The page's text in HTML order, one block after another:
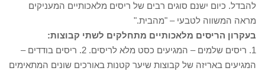
להבדל. כיום ישנם סוגים רבים של ריסים מלאכותיים המעניקים
מראה המשווה לטבעי – "מהבית."
בעקרון הריסים מלאכותיים מתחלקים לשתי קבוצות:
1. ריסים שלמים – המגיעים כסט מלא לריסים. 2. ריסים בודדים –
המגיעים באריזה של קבוצות שיער קטנות באורכים שונים המתאימים